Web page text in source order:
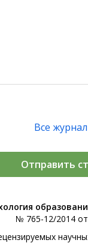
Все
Отправить
№ 765-12/2014